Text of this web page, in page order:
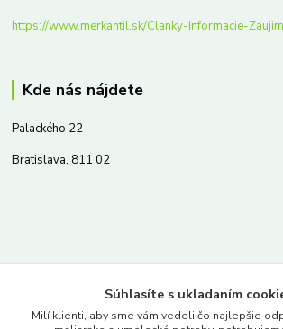
https://www.merkantil.sk/Clanky-Informacie-
Kde nás nájdete
Palackého 22
Bratislava, 811 02
www.merkantil.sk
Súhlasíte s ukladaním
Milí klienti, aby sme vám vedeli čo najlepšie